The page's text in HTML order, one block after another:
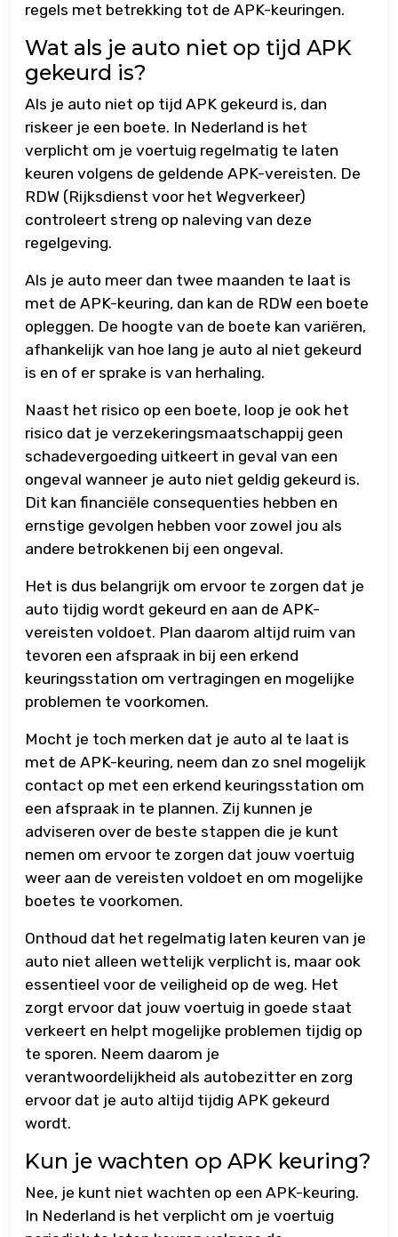
regels met betrekking tot de APK-keuringen.
Wat als je auto niet op tijd APK
gekeurd is?
Als je auto niet op tijd APK gekeurd is, dan
riskeer je een boete. In Nederland is het
verplicht om je voertuig regelmatig te laten
keuren volgens de geldende APK-vereisten. De
RDW (Rijksdienst voor het Wegverkeer)
controleert streng op naleving van deze
regelgeving.
Als je auto meer dan twee maanden te laat is
met de APK-keuring, dan kan de RDW een boete
opleggen. De hoogte van de boete kan variëren,
afhankelijk van hoe lang je auto al niet gekeurd
is en of er sprake is van herhaling.
Naast het risico op een boete, loop je ook het
risico dat je verzekeringsmaatschappij geen
schadevergoeding uitkeert in geval van een
ongeval wanneer je auto niet geldig gekeurd is.
Dit kan financiële consequenties hebben en
ernstige gevolgen hebben voor zowel jou als
andere betrokkenen bij een ongeval.
Het is dus belangrijk om ervoor te zorgen dat je
auto tijdig wordt gekeurd en aan de APK-
vereisten voldoet. Plan daarom altijd ruim van
tevoren een afspraak in bij een erkend
keuringsstation om vertragingen en mogelijke
problemen te voorkomen.
Mocht je toch merken dat je auto al te laat is
met de APK-keuring, neem dan zo snel mogelijk
contact op met een erkend keuringsstation om
een afspraak in te plannen. Zij kunnen je
adviseren over de beste stappen die je kunt
nemen om ervoor te zorgen dat jouw voertuig
weer aan de vereisten voldoet en om mogelijke
boetes te voorkomen.
Onthoud dat het regelmatig laten keuren van je
auto niet alleen wettelijk verplicht is, maar ook
essentieel voor de veiligheid op de weg. Het
zorgt ervoor dat jouw voertuig in goede staat
verkeert en helpt mogelijke problemen tijdig op
te sporen. Neem daarom je
verantwoordelijkheid als autobezitter en zorg
ervoor dat je auto altijd tijdig APK gekeurd
wordt.
Kun je wachten op APK keuring?
Nee, je kunt niet wachten op een APK-keuring.
In Nederland is het verplicht om je voertuig